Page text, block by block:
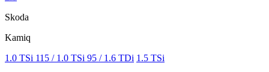
Skoda
Kamiq
1.0 TSi 115 / 1.0 TSi 95 / 1.6 TDi 1.5 TSi